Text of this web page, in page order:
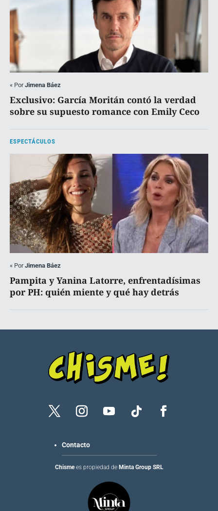
« PorJimena Báez
Exclusivo: García Moritán contó la verdad
sobre su supuesto romance con Emily Ceco
ESPECTÁCULOS
« PorJimena Báez
Pampita y Yanina Latorre, enfrentadísimas
por PH: quién miente y qué hay detrás
Contacto
Chismees propiedad de Minta Group SRL